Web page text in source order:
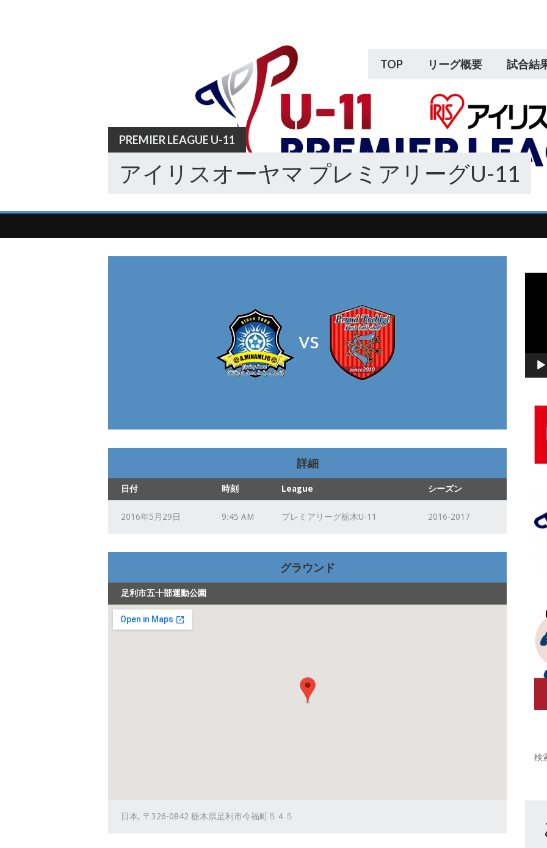
TOP リーグ概要 試合結
PREMIER LEAGUE U-11
アイリスオーヤマ プレミアリーグU-11
vs
詳細
日付 時刻 League シーズン
2016年5月29日 9:45 AM プレミアリーグ栃木U-11 2016-2017
グラウンド
足利市五十部運動公園
日本, 〒326-0842 栃木県足利市今福町５４５
ヤ